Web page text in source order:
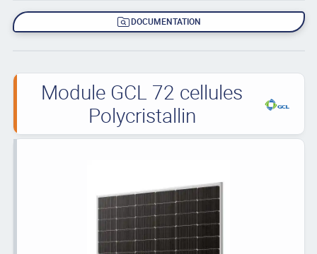
DOCUMENTATION
Module GCL 72 cellules
Polycristallin